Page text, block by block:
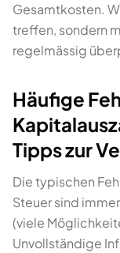
Gesamtkosten.
treffen, sondern
regelmässig
Häufige
Tipps zur
Die typischen
Steuer sind
(viele
Unvollständige